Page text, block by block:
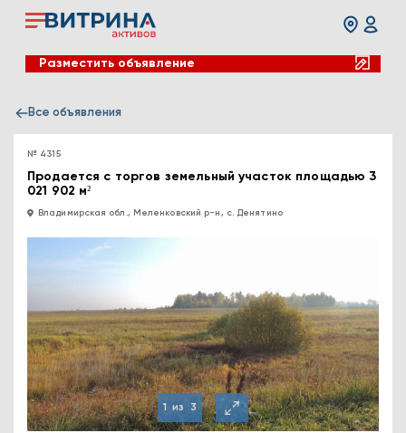
Разместить объявление
Все объявления
№ 4315
Продается с торгов земельный участок площадью 3
021 902 м²
Владимирская обл., Меленковский р-н, с. Денятино
1 из 3